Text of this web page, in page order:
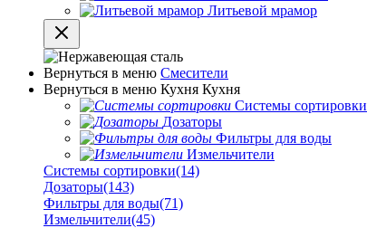
Литьевой мрамор
Вернуться в меню Смесители
Вернуться в меню Кухня Кухня
Системы сортировки
Дозаторы
Фильтры для воды
Измельчители
Системы сортировки(14)
Дозаторы(143)
Фильтры для воды(71)
Измельчители(45)